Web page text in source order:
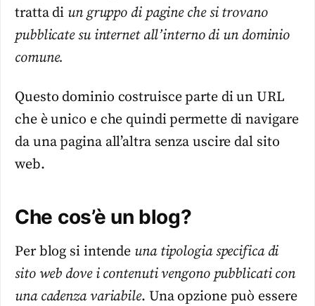
tratta di un gruppo di pagine che si trovano
pubblicate su internet all’interno di un dominio
comune.
Questo dominio costruisce parte di un URL
che è unico e che quindi permette di navigare
da una pagina all’altra senza uscire dal sito
web.
Che cos’è un blog?
Per blog si intende una tipologia specifica di
sito web dove i contenuti vengono pubblicati con
una cadenza variabile. Una opzione può essere